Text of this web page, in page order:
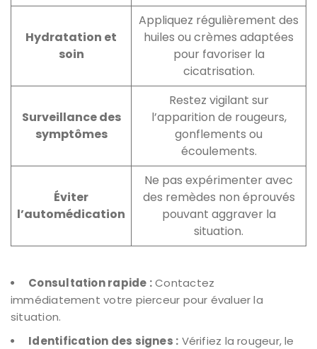
Hydratation et
soin
Appliquez régulièrement des
huiles ou crèmes adaptées
pour favoriser la
cicatrisation.
Surveillance des
symptômes
Restez vigilant sur
l’apparition de rougeurs,
gonflements ou
écoulements.
Éviter
l’automédication
Ne pas expérimenter avec
des remèdes non éprouvés
pouvant aggraver la
situation.
Consultation rapide :Contactez
immédiatement votre pierceur pour évaluer la
situation.
Identification des signes : Vérifiez la rougeur, le